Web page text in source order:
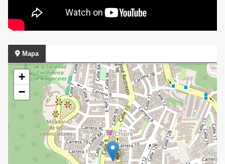
Mapa
+
−